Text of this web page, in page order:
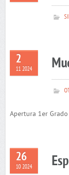
2
11 2024
Apertura 1er Grado
26
10 2024